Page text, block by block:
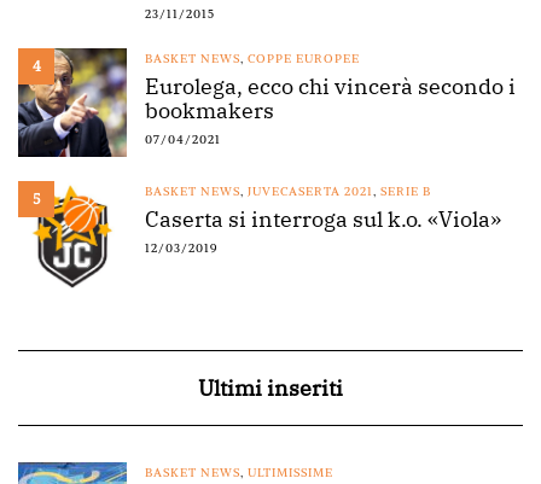
23/11/2015
4 BASKET NEWS, COPPE EUROPEE
Eurolega, ecco chi vincerà secondo i
bookmakers
07/04/2021
5 BASKET NEWS, JUVECASERTA 2021, SERIE B
Caserta si interroga sul k.o. «Viola»
12/03/2019
Ultimi inseriti
BASKET NEWS, ULTIMISSIME